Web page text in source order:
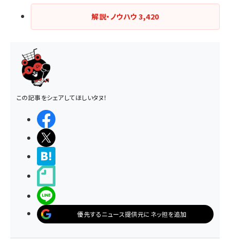
解説・ノウハウ3,420
この記事をシェアしてほしいタヌ！
優先するニュース提供元にネッ担を追加